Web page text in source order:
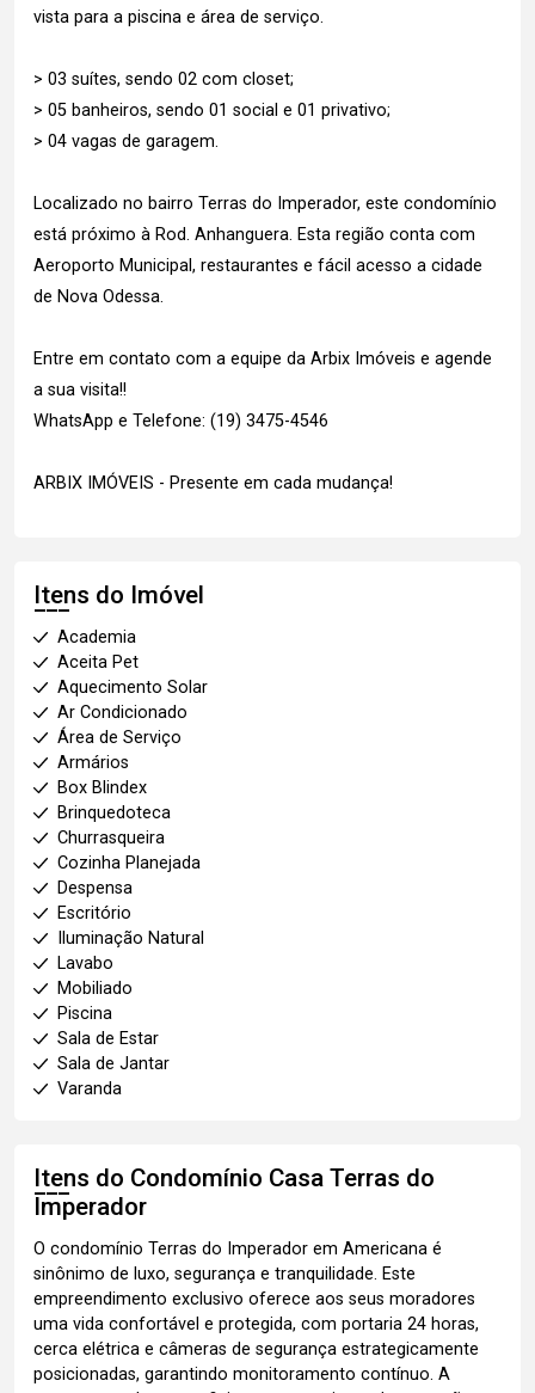
vista para a piscina e área de serviço.
> 03 suítes, sendo 02 com closet;
> 05 banheiros, sendo 01 social e 01 privativo;
> 04 vagas de garagem.
Localizado no bairro Terras do Imperador, este condomínio
está próximo à Rod. Anhanguera. Esta região conta com
Aeroporto Municipal, restaurantes e fácil acesso a cidade
de Nova Odessa.
Entre em contato com a equipe da Arbix Imóveis e agende
a sua visita!!
WhatsApp e Telefone: (19) 3475-4546
ARBIX IMÓVEIS - Presente em cada mudança!
Itens do Imóvel
Academia
Aceita Pet
Aquecimento Solar
Ar Condicionado
Área de Serviço
Armários
Box Blindex
Brinquedoteca
Churrasqueira
Cozinha Planejada
Despensa
Escritório
Iluminação Natural
Lavabo
Mobiliado
Piscina
Sala de Estar
Sala de Jantar
Varanda
Itens do Condomínio Casa Terras do
Imperador
O condomínio Terras do Imperador em Americana é
sinônimo de luxo, segurança e tranquilidade. Este
empreendimento exclusivo oferece aos seus moradores
uma vida confortável e protegida, com portaria 24 horas,
cerca elétrica e câmeras de segurança estrategicamente
posicionadas, garantindo monitoramento contínuo. A